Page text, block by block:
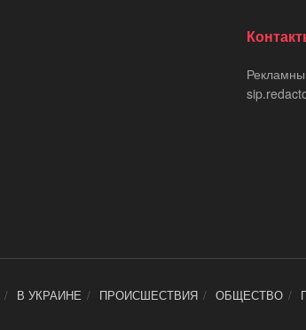
В УКРАИНЕ ПРОИСШЕСТВИЯ ОБЩЕСТВО